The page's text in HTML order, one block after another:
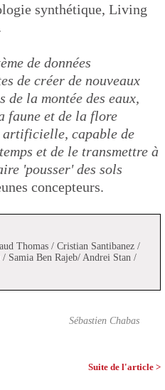
synthétique, Living
de données
de créer de nouveaux
la montée des eaux,
faune et de la flore
artificielle, capable de
et de le transmettre à
'pousser' des sols
concepteurs.
Thomas / Cristian Santibanez /
Samia Ben Rajeb/ Andrei Stan /
Sébastien Chabas
Suite de l'article >